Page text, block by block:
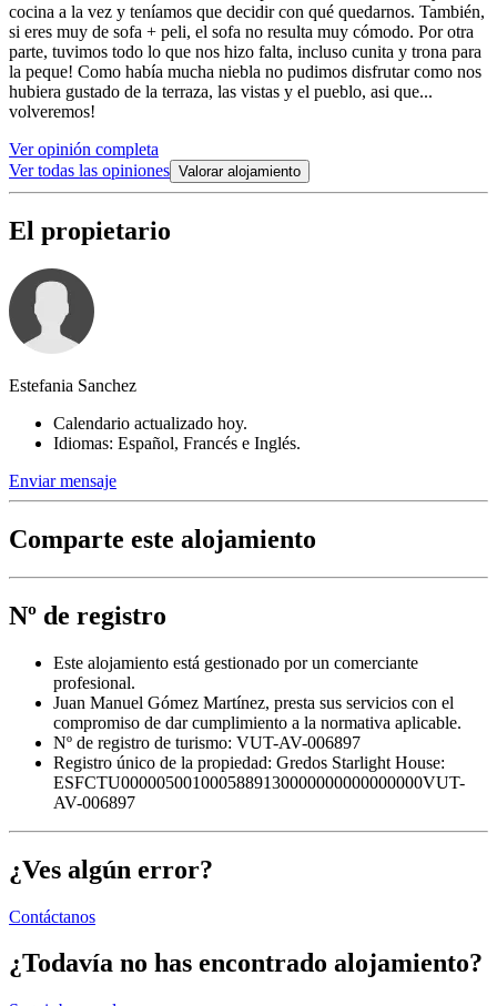
cocina a la vez y teníamos que decidir con qué quedarnos. También,
si eres muy de sofa + peli, el sofa no resulta muy cómodo. Por otra
parte, tuvimos todo lo que nos hizo falta, incluso cunita y trona para
la peque! Como había mucha niebla no pudimos disfrutar como nos
hubiera gustado de la terraza, las vistas y el pueblo, asi que...
volveremos!
Ver opinión completa
Ver todas las opiniones Valorar alojamiento
El propietario
Estefania Sanchez
Calendario actualizado hoy.
Idiomas: Español, Francés e Inglés.
Enviar mensaje
Comparte este alojamiento
Nº de registro
Este alojamiento está gestionado por un comerciante
profesional.
Juan Manuel Gómez Martínez, presta sus servicios con el
compromiso de dar cumplimiento a la normativa aplicable.
Nº de registro de turismo: VUT-AV-006897
Registro único de la propiedad: Gredos Starlight House:
ESFCTU0000050010005889130000000000000000VUT-
AV-006897
¿Ves algún error?
Contáctanos
¿Todavía no has encontrado alojamiento?